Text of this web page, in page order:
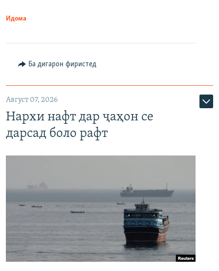
Идома
Ба дигарон фиристед
Август 07, 2026
Нархи нафт дар ҷаҳон се
дарсад боло рафт